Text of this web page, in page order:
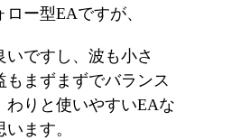
ー型EAですが、
いですし、波も小さ
もまずまずでバランス
わりと使いやすいEAな
ます。